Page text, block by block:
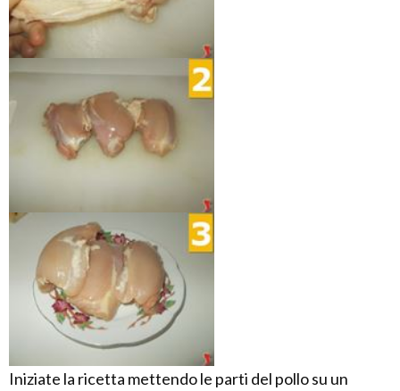
Iniziate la ricetta mettendo le parti del pollo su un